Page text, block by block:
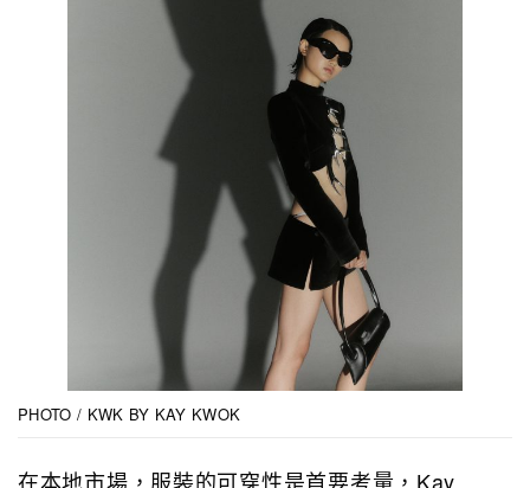
PHOTO / KWK BY KAY KWOK
在本地市場，服裝的可穿性是首要考量，Kay